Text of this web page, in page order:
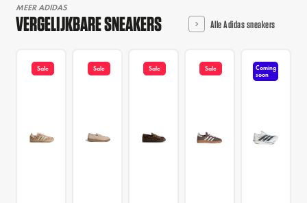
MEER ADIDAS
VERGELIJKBARE SNEAKERS Alle Adidas sneakers
Sale Sale Sale Sale
Coming
soon